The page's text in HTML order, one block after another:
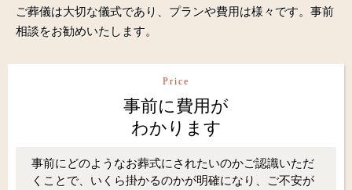
ご葬儀は大切な儀式であり、プランや費用は様々です。事前
相談をお勧めいたします。
Price
事前に費用が
わかります
事前にどのようなお葬式にされたいのかご認識いただ
くことで、いくら掛かるのかが明確になり、ご不安が